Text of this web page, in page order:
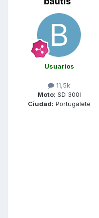
Usuarios
11,5k
Moto: SD 300I
Ciudad: Portugalete